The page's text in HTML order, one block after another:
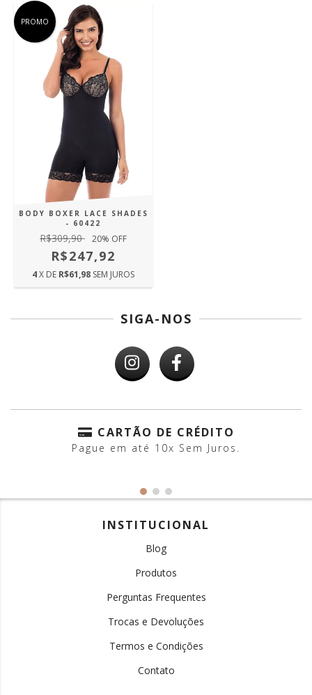
PROMO
BODY BOXER LACE SHADES
- 60422
R$309,90 20% OFF
R$247,92
4X DE R$61,98 SEM JUROS
SIGA-NOS
CARTÃO DE CRÉDITO
Pague em até 10x Sem Juros.
INSTITUCIONAL
Blog
Produtos
Perguntas Frequentes
Trocas e Devoluções
Termos e Condições
Contato